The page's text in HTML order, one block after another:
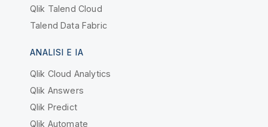
Qlik Talend Cloud
Talend Data Fabric
ANALISI E IA
Qlik Cloud Analytics
Qlik Answers
Qlik Predict
Qlik Automate